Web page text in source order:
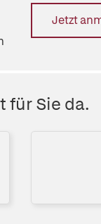
Jetzt
für Sie da.